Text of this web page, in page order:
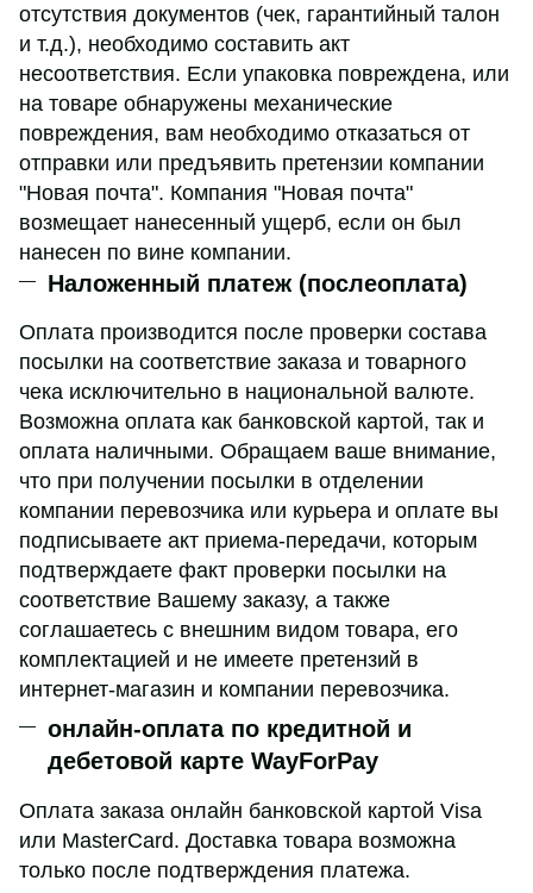
отсутствия документов (чек, гарантийный талон
и т.д.), необходимо составить акт
несоответствия. Если упаковка повреждена, или
на товаре обнаружены механические
повреждения, вам необходимо отказаться от
отправки или предъявить претензии компании
"Новая почта". Компания "Новая почта"
возмещает нанесенный ущерб, если он был
нанесен по вине компании.
Наложенный платеж (послеоплата)
Оплата производится после проверки состава
посылки на соответствие заказа и товарного
чека исключительно в национальной валюте.
Возможна оплата как банковской картой, так и
оплата наличными. Обращаем ваше внимание,
что при получении посылки в отделении
компании перевозчика или курьера и оплате вы
подписываете акт приема-передачи, которым
подтверждаете факт проверки посылки на
соответствие Вашему заказу, а также
соглашаетесь с внешним видом товара, его
комплектацией и не имеете претензий в
интернет-магазин и компании перевозчика.
онлайн-оплата по кредитной и
дебетовой карте WayForPay
Оплата заказа онлайн банковской картой Visa
или MasterCard. Доставка товара возможна
только после подтверждения платежа.